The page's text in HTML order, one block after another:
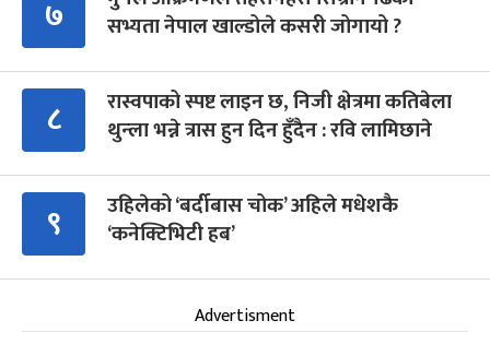
७
सभ्यता नेपाल खाल्डोले कसरी जोगायो ?
८
रास्वपाको स्पष्ट लाइन छ, निजी क्षेत्रमा कतिबेला
थुन्ला भन्ने त्रास हुन दिन हुँदैन : रवि लामिछाने
९
उहिलेको ‘बर्दीबास चोक’ अहिले मधेशकै
‘कनेक्टिभिटी हब’
Advertisment